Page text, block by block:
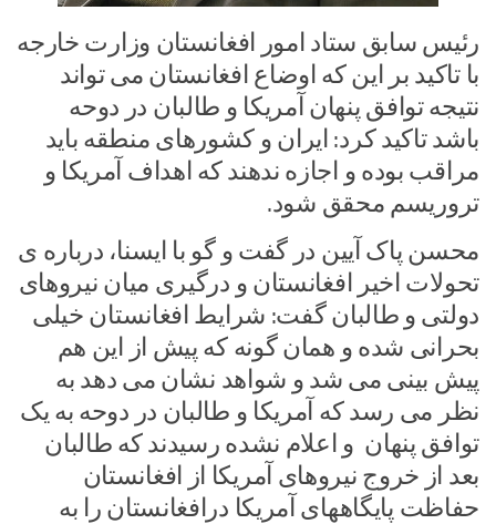
رئیس سابق ستاد امور افغانستان وزارت خارجه
با تاکید بر این که اوضاع افغانستان می تواند
نتیجه توافق پنهان آمریکا و طالبان در دوحه
باشد تاکید کرد: ایران و کشورهای منطقه باید
مراقب بوده و اجازه ندهند که اهداف آمریکا و
تروریسم محقق شود.
محسن پاک آیین در گفت و گو با ایسنا، درباره ی
تحولات اخیر افغانستان و درگیری میان نیروهای
دولتی و طالبان گفت: شرایط افغانستان خیلی
بحرانی شده و همان گونه که پیش از این هم
پیش بینی می شد و شواهد نشان می دهد به
نظر می رسد که آمریکا و طالبان در دوحه به یک
توافق پنهان و اعلام نشده رسیدند که طالبان
بعد از خروج نیروهای آمریکا از افغانستان
حفاظت پایگاههای آمریکا درافغانستان را به